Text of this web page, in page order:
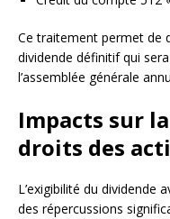
Ce traitement permet de
dividende définitif qui
l’assemblée générale
Impacts sur
droits des
L’exigibilité du dividende
des répercussions